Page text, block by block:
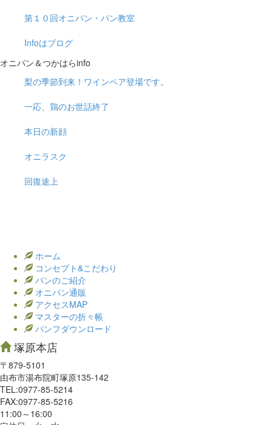
第１０回オニパン・パン教室
Infoはブログ
オニパン＆つかはらinfo
梨の季節到来！ワインペア登場です。
一応、鶏のお世話終了
本日の新顔
オニラスク
回復途上
ホーム
コンセプト&こだわり
パンのご紹介
オニパン通販
アクセスMAP
マスターの折々帳
パンフダウンロード
塚原本店
〒879-5101
由布市湯布院町塚原135-142
TEL:0977‐85-5214
FAX:0977‐85-5216
11:00～16:00